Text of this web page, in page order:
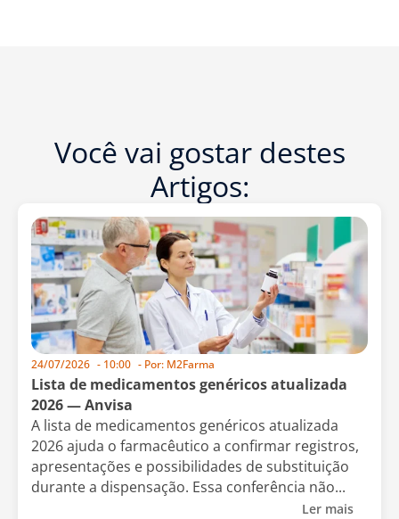
Você vai gostar destes
Artigos:
24/07/2026 - 10:00 - Por: M2Farma
Lista de medicamentos genéricos atualizada
2026 — Anvisa
A lista de medicamentos genéricos atualizada
2026 ajuda o farmacêutico a confirmar registros,
apresentações e possibilidades de substituição
durante a dispensação. Essa conferência não...
Ler mais